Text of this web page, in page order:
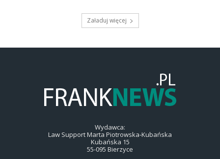
Załaduj więcej
Wydawca:
Law Support Marta Piotrowska-Kubańska
Kubańska 15
55-095 Bierzyce